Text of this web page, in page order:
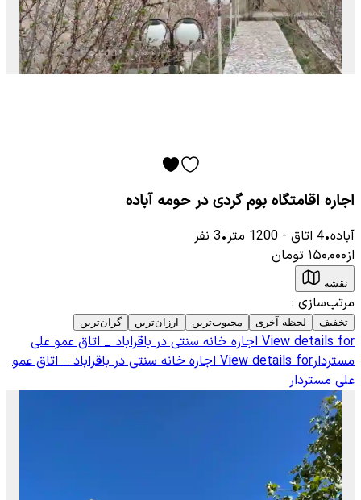
اجاره اقامتگاه بوم گردی در حومه آباده
آباده•
4 اتاق -
1200 متر•
3 نفر
از۱۵۰٬۰۰۰ تومان
نقشه
مرتب‌سازی :
تخفیف لحظه آخری محبوب‌ترین ارزان‌ترین گران‌ترین
View details for اجاره خانه سنتی در باقراباد _ اتاق عمو علی
مستردارView details for اجاره خانه سنتی در باقراباد _ اتاق عمو
علی مستردار